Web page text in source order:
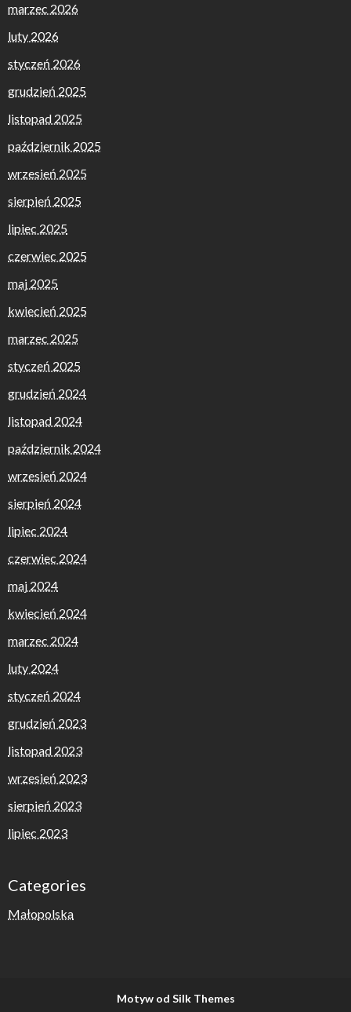
marzec 2026
luty 2026
styczeń 2026
grudzień 2025
listopad 2025
październik 2025
wrzesień 2025
sierpień 2025
lipiec 2025
czerwiec 2025
maj 2025
kwiecień 2025
marzec 2025
styczeń 2025
grudzień 2024
listopad 2024
październik 2024
wrzesień 2024
sierpień 2024
lipiec 2024
czerwiec 2024
maj 2024
kwiecień 2024
marzec 2024
luty 2024
styczeń 2024
grudzień 2023
listopad 2023
wrzesień 2023
sierpień 2023
lipiec 2023
Categories
Małopolska
Motyw od Silk Themes